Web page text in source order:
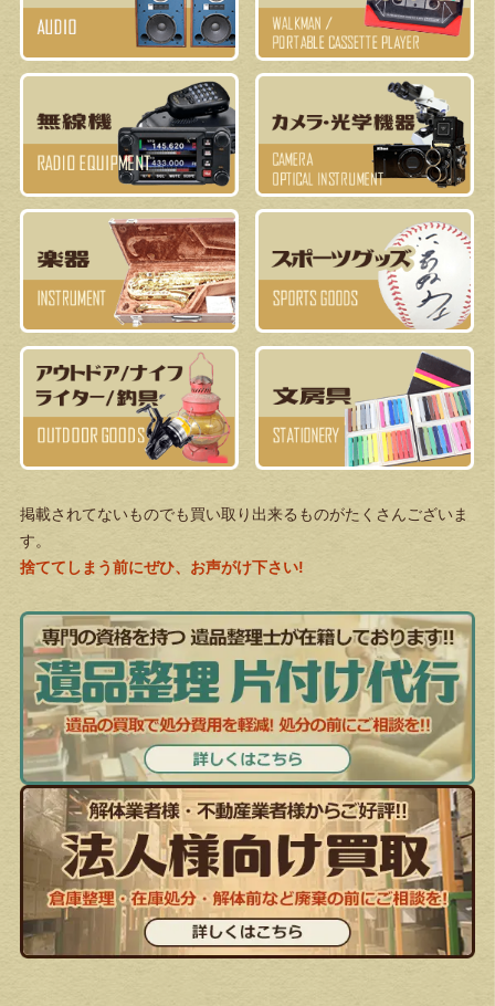
掲載されてないものでも買い取り出来るものがたくさんございま
す。
捨ててしまう前にぜひ、お声がけ下さい!